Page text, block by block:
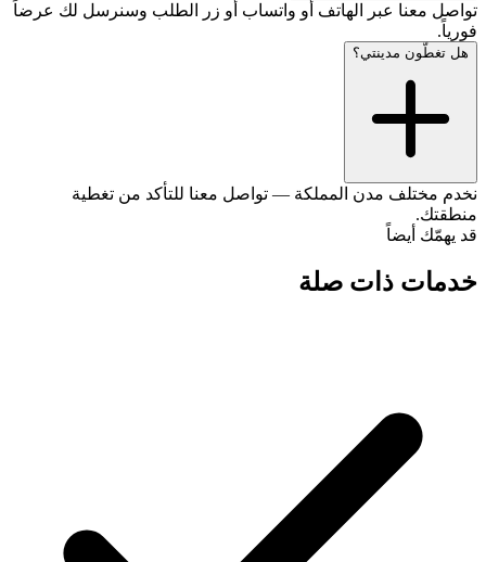
تواصل معنا عبر الهاتف أو واتساب أو زر الطلب وسنرسل لك عرضاً
فورياً.
هل تغطّون مدينتي؟
نخدم مختلف مدن المملكة — تواصل معنا للتأكد من تغطية
منطقتك.
قد يهمّك أيضاً
خدمات ذات صلة